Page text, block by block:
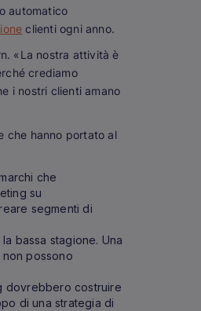
automatico
clienti ogni anno.
«La nostra attività è
crediamo
i nostri clienti amano
che hanno portato al
che
su
segmenti di
bassa stagione. Una
possono
dovrebbero costruire
di una strategia di